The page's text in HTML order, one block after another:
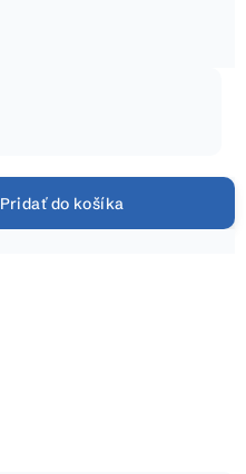
Pridať do košíka